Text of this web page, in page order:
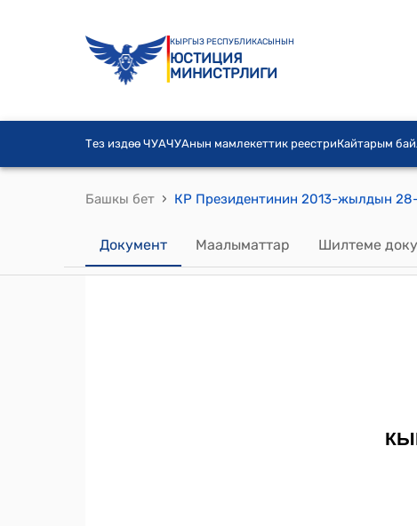
КЫРГЫЗ РЕСПУБЛИКАСЫНЫН
ЮСТИЦИЯ
МИНИСТРЛИГИ
Тез издөө ЧУАЧУАнын мамлекеттик реестриКайтарым
Башкы бет ›
Документ Маалыматтар Шилтеме